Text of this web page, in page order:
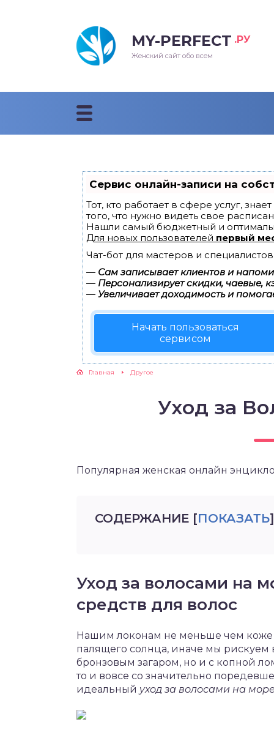
MY-PERFECT .РУ
Женский сайт обо всем
Сервис онлайн-записи на
Тот, кто работает в сфере услуг,
того, что нужно видеть свое
Нашли самый бюджетный и
Для новых пользователей первый
Чат-бот для мастеров и
— Сам записывает клиентов и
— Персонализирует скидки, чаевые,
— Увеличивает доходимость и
Начать пользоваться
сервисом
Главная Другое
Уход за
Популярная женская онлайн
СОДЕРЖАНИЕ [ПОКАЗАТЬ]
Уход за волосами на
средств для волос
Нашим локонам не меньше чем коже
палящего солнца, иначе мы рискуем
бронзовым загаром, но и с копной
то и вовсе со значительно
идеальный уход за волосами на
прически 2018
стрижки 2018